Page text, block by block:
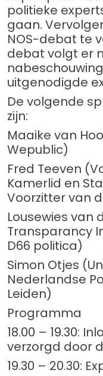
politieke
gaan.
NOS-debat te
debat volgt er
uitgenodigde
De volgende
zijn:
Maaike van
Wepublic)
Fred Teeven
Kamerlid en
Voorzitter van
Lousewies van
Transparancy
D66 politica)
Simon Otjes
Nederlandse
Leiden)
Programma
18.00 – 19.30:
verzorgd door
19.30 – 20.30: